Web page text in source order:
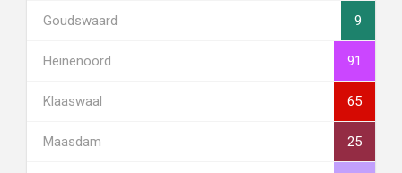
Goudswaard 9
Heinenoord 91
Klaaswaal 65
Maasdam 25